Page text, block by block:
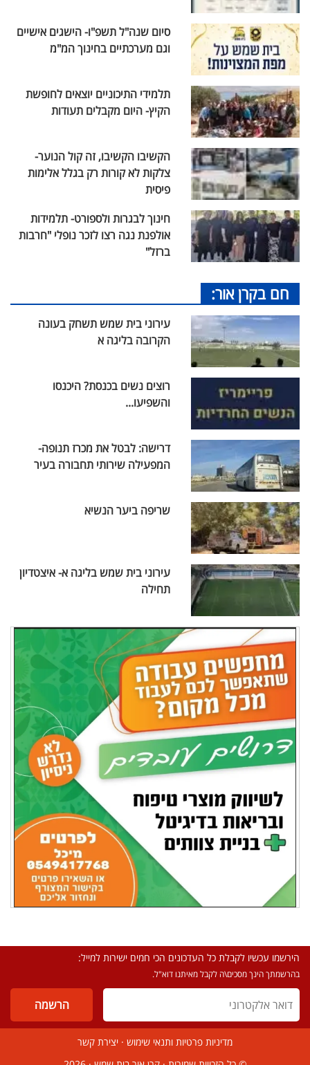
סיום שנה"ל תשפ"ו- הישגים אישיים
וגם מערכתיים בחינוך המ"מ
תלמידי התיכוניים יוצאים לחופשת
הקיץ- היום מקבלים תעודות
הקשיבו הקשיבו, זה קול הנוער-
צלקות לא קורות רק בגלל אלימות
פיסית
חינוך לבגרות ולספורט- תלמידות
אולפנת נגה רצו לזכר נופלי "חרבות
ברזל"
חם בקרן אור:
עירוני בית שמש תשחק בעונה
הקרובה בליגה א
רוצים נשים בכנסת? היכנסו
והשפיעו...
דרישה: לבטל את מכרז תנופה-
המפעילה שירותי תחבורה בעיר
שריפה ביער הנשיא
עירוני בית שמש בליגה א- איצטדיון
תחילה
הירשמו עכשיו לקבלת כל העדכונים הכי חמים ישירות למייל:
בהרשמתך הינך מסכים\ה לקבל מאיתנו דוא"ל.
מדיניות פרטיות ותנאי שימוש · יצירת קשר